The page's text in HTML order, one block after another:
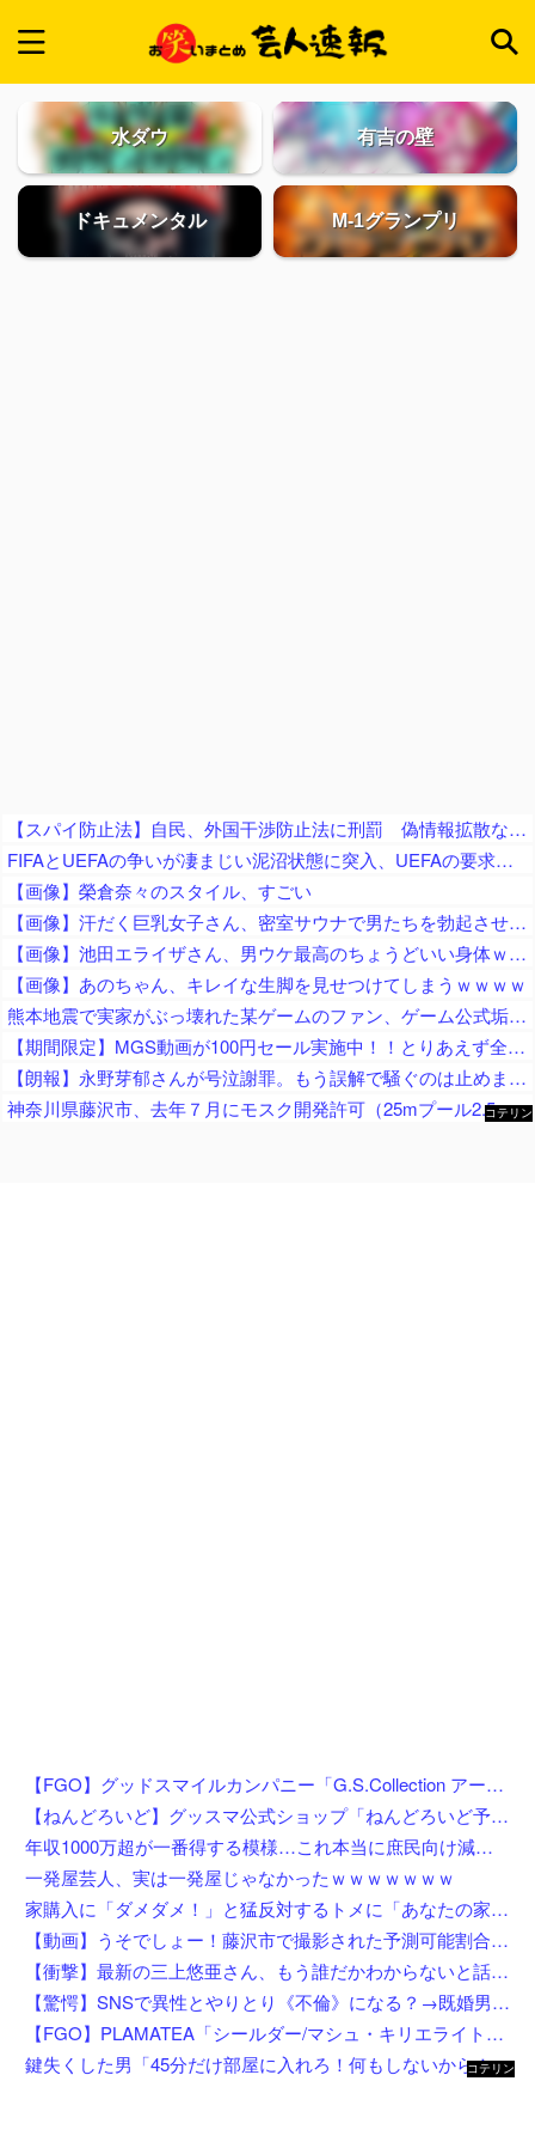
水ダウ 有吉の壁
ドキュメンタル M-1グランプリ
【スパイ防止法】自民、外国干渉防止法に刑罰 偽情報拡散などの不当干渉を防止 これに反対する政党はどこかな？
FIFAとUEFAの争いが凄まじい泥沼状態に突入、UEFAの要求を呑んだFIFAだったがUEFA側は強硬姿勢を崩さず……
【画像】榮倉奈々のスタイル、すごい
【画像】汗だく巨乳女子さん、密室サウナで男たちを勃起させてしまうｗｗｗｗｗｗ
【画像】池田エライザさん、男ウケ最高のちょうどいい身体ｗｗｗｗ
【画像】あのちゃん、キレイな生脚を見せつけてしまうｗｗｗｗ
熊本地震で実家がぶっ壊れた某ゲームのファン、ゲーム公式垢が投稿自粛を発表してしまうと……
【期間限定】MGS動画が100円セール実施中！！とりあえず全部買うやろｗｗｗｗｗ
【朗報】永野芽郁さんが号泣謝罪。もう誤解で騒ぐのは止めませんか？
神奈川県藤沢市、去年７月にモスク開発許可（25mプール2.5個分くらいのサイズ） → 反対署名3万人超、藤沢市議会にモスク反対の請願・陳情が40件以上 → 市議会、すべて否決
コテリン
【FGO】グッドスマイルカンパニー「G.S.Collection アーチャー/バーヴァン・シー 英霊祝装Ver.」【フィギュア化決定】
【ねんどろいど】グッスマ公式ショップ「ねんどろいど予約キャンペーン（2026年8月分）」【8月1日開始】
年収1000万超が一番得する模様…これ本当に庶民向け減税か？
一発屋芸人、実は一発屋じゃなかったｗｗｗｗｗｗｗ
家購入に「ダメダメ！」と猛反対するトメに「あなたの家じゃありません」と言い放った結果→激怒したトメが自ら〇〇を口にして最高の展開へｗｗｗｗｗｗ
【動画】うそでしょー！藤沢市で撮影された予測可能割合が気になる事故のドラレコ。
【衝撃】最新の三上悠亜さん、もう誰だかわからないと話題になってしまった画像がこちら
【驚愕】SNSで異性とやりとり《不倫》になる？→既婚男女の約7割がまさかの『こう』回答してしまうw w w w w w w w
【FGO】PLAMATEA「シールダー/マシュ・キリエライト〔オルテナウス〕」プラモデル【明日先行予約開始】
鍵失くした男「45分だけ部屋に入れろ！何もしないから！」→女子大生「無理です（警察呼びます）」→男「熱中症になれってか！使えないな！」完全に不審者で草ｗｗｗ
コテリン